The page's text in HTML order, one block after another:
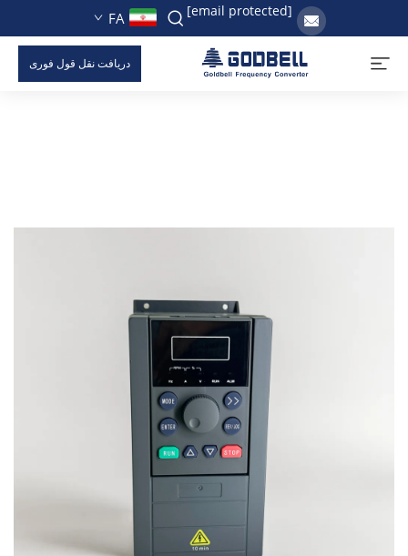
[email protected]
FA
دریافت نقل قول فوری